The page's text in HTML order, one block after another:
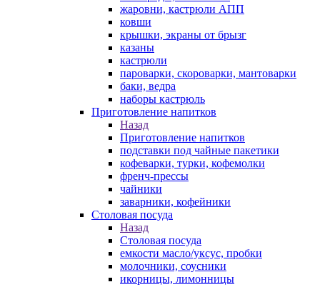
жаровни, кастрюли АПП
ковши
крышки, экраны от брызг
казаны
кастрюли
пароварки, скороварки, мантоварки
баки, ведра
наборы кастрюль
Приготовление напитков
Назад
Приготовление напитков
подставки под чайные пакетики
кофеварки, турки, кофемолки
френч-прессы
чайники
заварники, кофейники
Столовая посуда
Назад
Столовая посуда
емкости масло/уксус, пробки
молочники, соусники
икорницы, лимонницы